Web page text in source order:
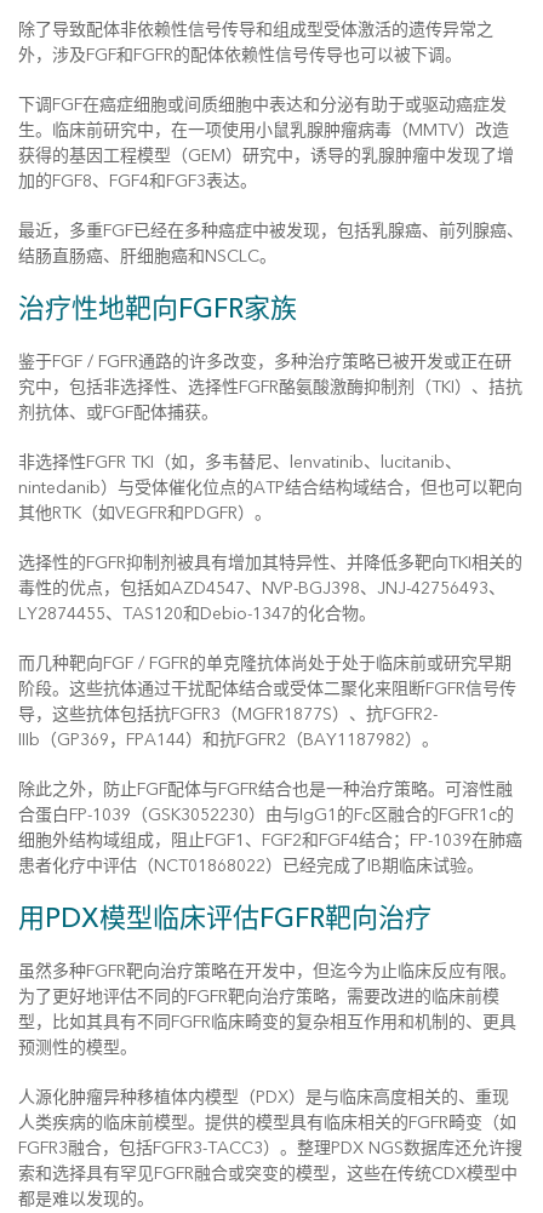
除了导致配体非依赖性信号传导和组成型受体激活的遗传异常之
外，涉及FGF和FGFR的配体依赖性信号传导也可以被下调。
下调FGF在癌症细胞或间质细胞中表达和分泌有助于或驱动癌症发
生。临床前研究中，在一项使用小鼠乳腺肿瘤病毒（MMTV）改造
获得的基因工程模型（GEM）研究中，诱导的乳腺肿瘤中发现了增
加的FGF8、FGF4和FGF3表达。
最近，多重FGF已经在多种癌症中被发现，包括乳腺癌、前列腺癌、
结肠直肠癌、肝细胞癌和NSCLC。
治疗性地靶向FGFR家族
鉴于FGF / FGFR通路的许多改变，多种治疗策略已被开发或正在研
究中，包括非选择性、选择性FGFR酪氨酸激酶抑制剂（TKI）、拮抗
剂抗体、或FGF配体捕获。
非选择性FGFR TKI（如，多韦替尼、lenvatinib、lucitanib、
nintedanib）与受体催化位点的ATP结合结构域结合，但也可以靶向
其他RTK（如VEGFR和PDGFR）。
选择性的FGFR抑制剂被具有增加其特异性、并降低多靶向TKI相关的
毒性的优点，包括如AZD4547、NVP-BGJ398、JNJ-42756493、
LY2874455、TAS120和Debio-1347的化合物。
而几种靶向FGF / FGFR的单克隆抗体尚处于处于临床前或研究早期
阶段。这些抗体通过干扰配体结合或受体二聚化来阻断FGFR信号传
导，这些抗体包括抗FGFR3（MGFR1877S）、抗FGFR2-
IIIb（GP369，FPA144）和抗FGFR2（BAY1187982）。
除此之外，防止FGF配体与FGFR结合也是一种治疗策略。可溶性融
合蛋白FP-1039（GSK3052230）由与IgG1的Fc区融合的FGFR1c的
细胞外结构域组成，阻止FGF1、FGF2和FGF4结合；FP-1039在肺癌
患者化疗中评估（NCT01868022）已经完成了IB期临床试验。
用PDX模型临床评估FGFR靶向治疗
虽然多种FGFR靶向治疗策略在开发中，但迄今为止临床反应有限。
为了更好地评估不同的FGFR靶向治疗策略，需要改进的临床前模
型，比如其具有不同FGFR临床畸变的复杂相互作用和机制的、更具
预测性的模型。
人源化肿瘤异种移植体内模型（PDX）是与临床高度相关的、重现
人类疾病的临床前模型。提供的模型具有临床相关的FGFR畸变（如
FGFR3融合，包括FGFR3-TACC3）。整理PDX NGS数据库还允许搜
索和选择具有罕见FGFR融合或突变的模型，这些在传统CDX模型中
都是难以发现的。